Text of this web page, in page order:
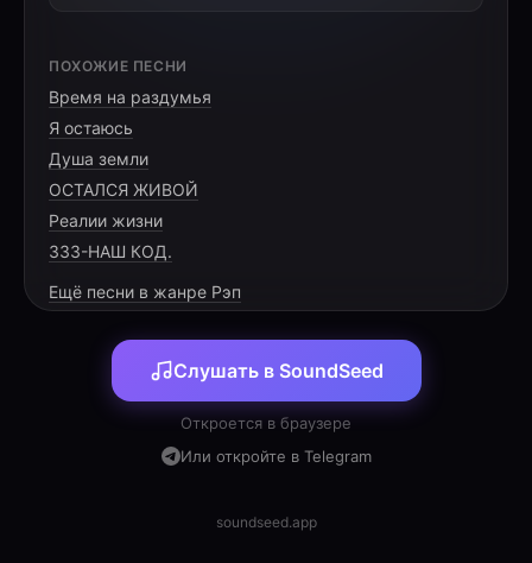
Наталья, шесть-ноль, этот ритм для тебя,
[VERSE 1]
Помнишь Таджикистан, где алый цветёт
гранат,
Там персик сочный и дыни густой аромат.
Детство счастливое в сердце ты бережно
Знаешь, где правда, а где мимолётная ложь.
ПОХОЖИЕ ПЕСНИ
Время на раздумья
Я остаюсь
Душа земли
ОСТАЛСЯ ЖИВОЙ
Реалии жизни
333-НАШ КОД.
Ещё песни в жанре Рэп
Слушать в SoundSeed
Откроется в браузере
Или откройте в Telegram
soundseed.app